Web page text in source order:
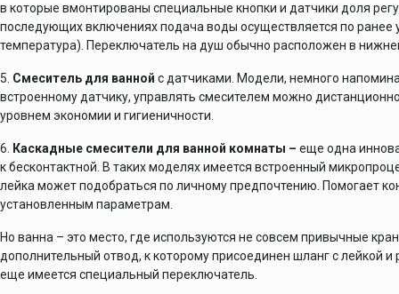
в которые вмонтированы специальные кнопки и датчики доля
последующих включениях подача воды осуществляется по
температура). Переключатель на душ обычно расположен в
5. Смеситель для ванной с датчиками. Модели, немного
встроенному датчику, управлять смесителем можно
уровнем экономии и гигиеничности.
6. Каскадные смесители для ванной комнаты – еще одна
к бесконтактной. В таких моделях имеется встроенный
лейка может подобраться по личному предпочтению. Помогает
установленным параметрам.
Но ванна – это место, где используются не совсем привычные
дополнительный отвод, к которому присоединен шланг с лейкой
еще имеется специальный переключатель.